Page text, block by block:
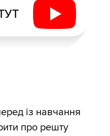
із навчання
про решту